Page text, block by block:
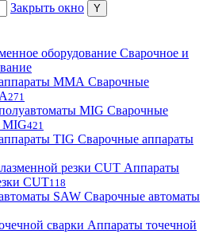
Закрыть окно
Сварочное и
Сварочные
271
Сварочные
MIG421
Сварочные аппараты
Аппараты
CUT118
Сварочные автоматы
Аппараты точечной